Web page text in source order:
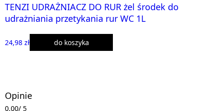
TENZI UDRAŻNIACZ DO RUR żel środek do
udrażniania przetykania rur WC 1L
24,98 zł do koszyka
Opinie
0,00/ 5